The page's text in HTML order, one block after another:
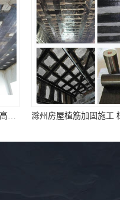
滁州房屋植筋加固施工 植筋胶加固 资质齐全 施工队案例经验..